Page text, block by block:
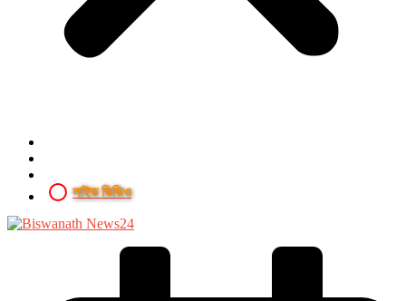
লাইভ ভিডিও